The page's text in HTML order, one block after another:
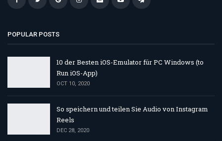
POPULAR POSTS
10 der Besten iOS-Emulator für PC Windows (to
Run iOS-App)
OCT 10, 2020
So speichern und teilen Sie Audio von Instagram
Reels
DEC 28, 2020